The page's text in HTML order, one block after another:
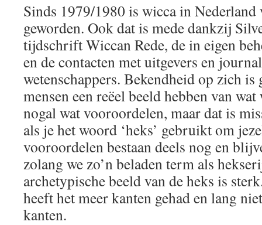
Sinds 1979/1980 is wicca in Nederland
geworden. Ook dat is mede dankzij
tijdschrift Wiccan Rede, de in eigen
en de contacten met uitgevers en
wetenschappers. Bekendheid op zich is
mensen een reëel beeld hebben van
nogal wat vooroordelen, maar dat is
als je het woord ‘heks’ gebruikt om
vooroordelen bestaan deels nog en
zolang we zo’n beladen term als
archetypische beeld van de heks is
heeft het meer kanten gehad en lang
kanten.